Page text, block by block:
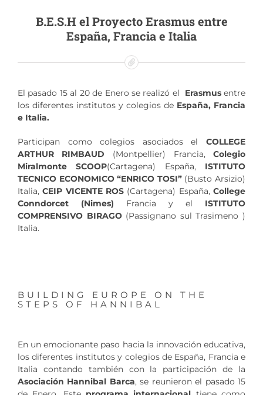
Tienda
B.E.S.H el Proyecto Erasmus entre
España, Francia e Italia
El pasado 15 al 20 de Enero se realizó el Erasmusentre
los diferentes institutos y colegios de España, Francia
e Italia.
Participan como colegios asociados elCOLLEGE
ARTHUR RIMBAUD (Montpellier) Francia,Colegio
Miralmonte SCOOP(Cartagena) España, ISTITUTO
TECNICO ECONOMICO “ENRICO TOSI”(Busto Arsizio)
Italia,CEIP VICENTE ROS (Cartagena) España,College
Conndorcet (Nimes) Francia y el ISTITUTO
COMPRENSIVO BIRAGO(Passignano sul Trasimeno )
Italia.
BUILDING EUROPE ON THE
STEPS OF HANNIBAL
En un emocionante paso hacia la innovación educativa,
los diferentes institutos y colegios de España, Francia e
Italia contando también con la participación de la
Asociación Hannibal Barca, se reunieron el pasado 15